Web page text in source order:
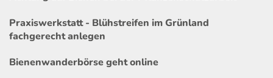
Praxiswerkstatt - Blühstreifen im Grünland
fachgerecht anlegen
Bienenwanderbörse geht online